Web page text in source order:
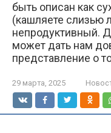
быть описан как
(кашляете слизью
непродуктивный.
может дать нам
представление о
29 марта, 2025